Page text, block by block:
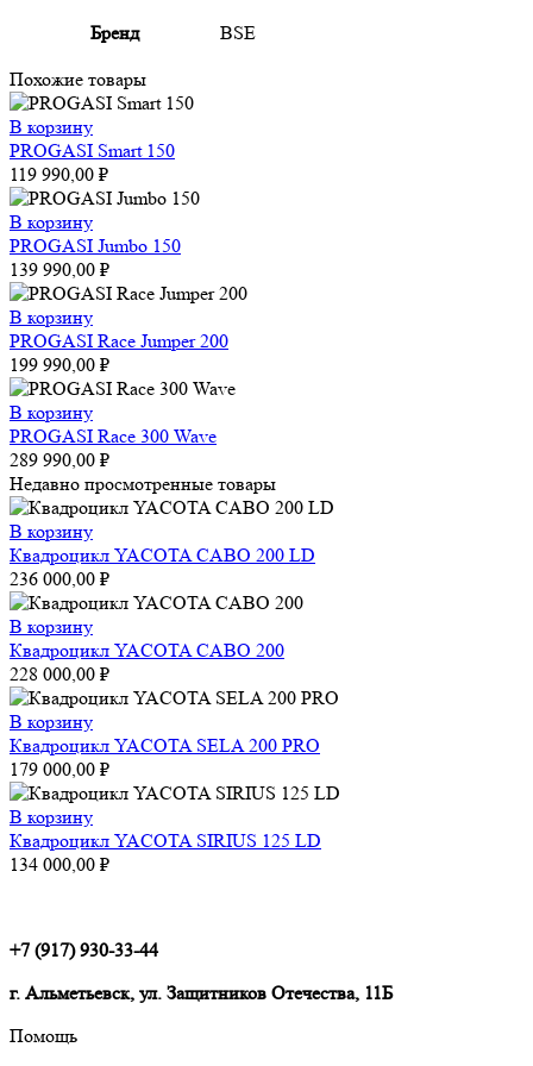
Бренд BSE
Похожие товары
В корзину
PROGASI Smart 150
119 990,00 ₽
В корзину
PROGASI Jumbo 150
139 990,00 ₽
В корзину
PROGASI Race Jumper 200
199 990,00 ₽
В корзину
PROGASI Race 300 Wave
289 990,00 ₽
Недавно просмотренные товары
В корзину
Квадроцикл YACOTA CABO 200 LD
236 000,00 ₽
В корзину
Квадроцикл YACOTA CABO 200
228 000,00 ₽
В корзину
Квадроцикл YACOTA SELA 200 PRO
179 000,00 ₽
В корзину
Квадроцикл YACOTA SIRIUS 125 LD
134 000,00 ₽
+7 (917) 930-33-44
г. Альметьевск, ул. Защитников Отечества, 11Б
Помощь